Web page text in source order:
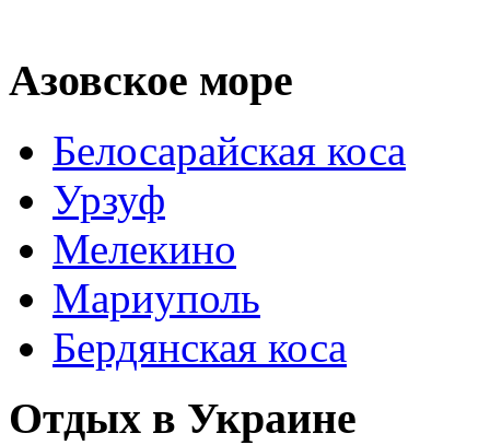
Азовское море
Белосарайская коса
Урзуф
Мелекино
Мариуполь
Бердянская коса
Отдых в Украине